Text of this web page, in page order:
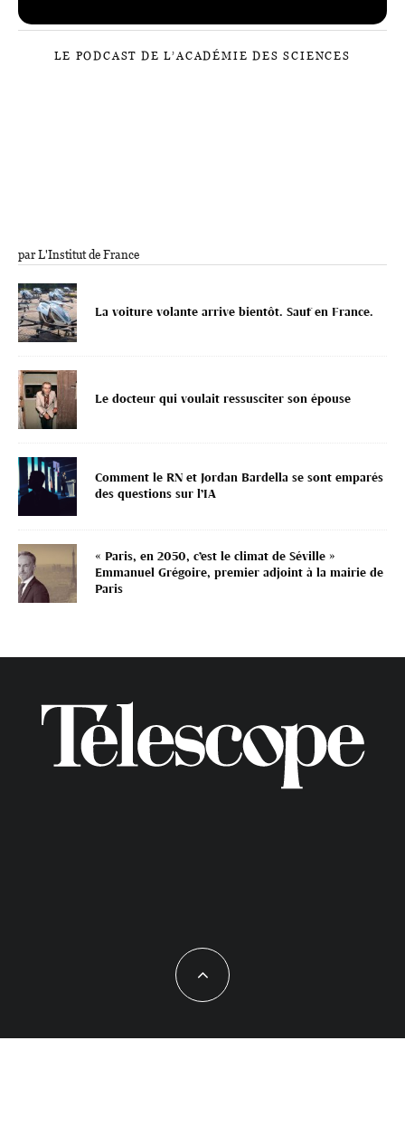
LE PODCAST DE L’ACADÉMIE DES SCIENCES
par L'Institut de France
La voiture volante arrive bientôt. Sauf en France.
Le docteur qui voulait ressusciter son épouse
Comment le RN et Jordan Bardella se sont emparés
des questions sur l’IA
« Paris, en 2050, c’est le climat de Séville »
Emmanuel Grégoire, premier adjoint à la mairie de
Paris